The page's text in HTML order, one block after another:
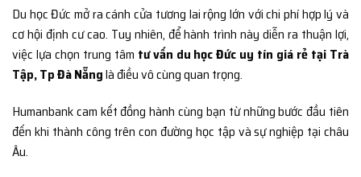
Du học Đức mở ra cánh cửa tương lai rộng lớn với chi phí hợp lý và
cơ hội định cư cao. Tuy nhiên, để hành trình này diễn ra thuận lợi,
việc lựa chọn trung tâm tư vấn du học Đức uy tín giá rẻ tại Trà
Tập, Tp Đà Nẵnglà điều vô cùng quan trọng.
Humanbank cam kết đồng hành cùng bạn từ những bước đầu tiên
đến khi thành công trên con đường học tập và sự nghiệp tại châu
Âu.